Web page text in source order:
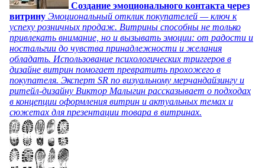
Создание эмоционального контакта через
витрину Эмоциональный отклик покупателей — ключ к
успеху розничных продаж. Витрины способны не только
привлекать внимание, но и вызывать эмоции: от радости и
ностальгии до чувства принадлежности и желания
обладать. Использование психологических триггеров в
дизайне витрин помогает превратить прохожего в
покупателя. Эксперт SR по визуальному мерчандайзингу и
ритейл-дизайну Виктор Малыгин рассказывает о подходах
в концепции оформления витрин и актуальных темах и
сюжетах для презентации товара в витринах.